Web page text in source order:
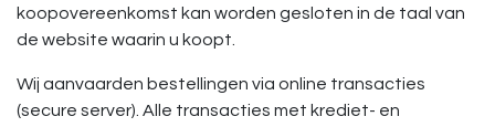
koopovereenkomst kan worden gesloten in de taal van
de website waarin u koopt.
Wij aanvaarden bestellingen via online transacties
(secure server). Alle transacties met krediet- en